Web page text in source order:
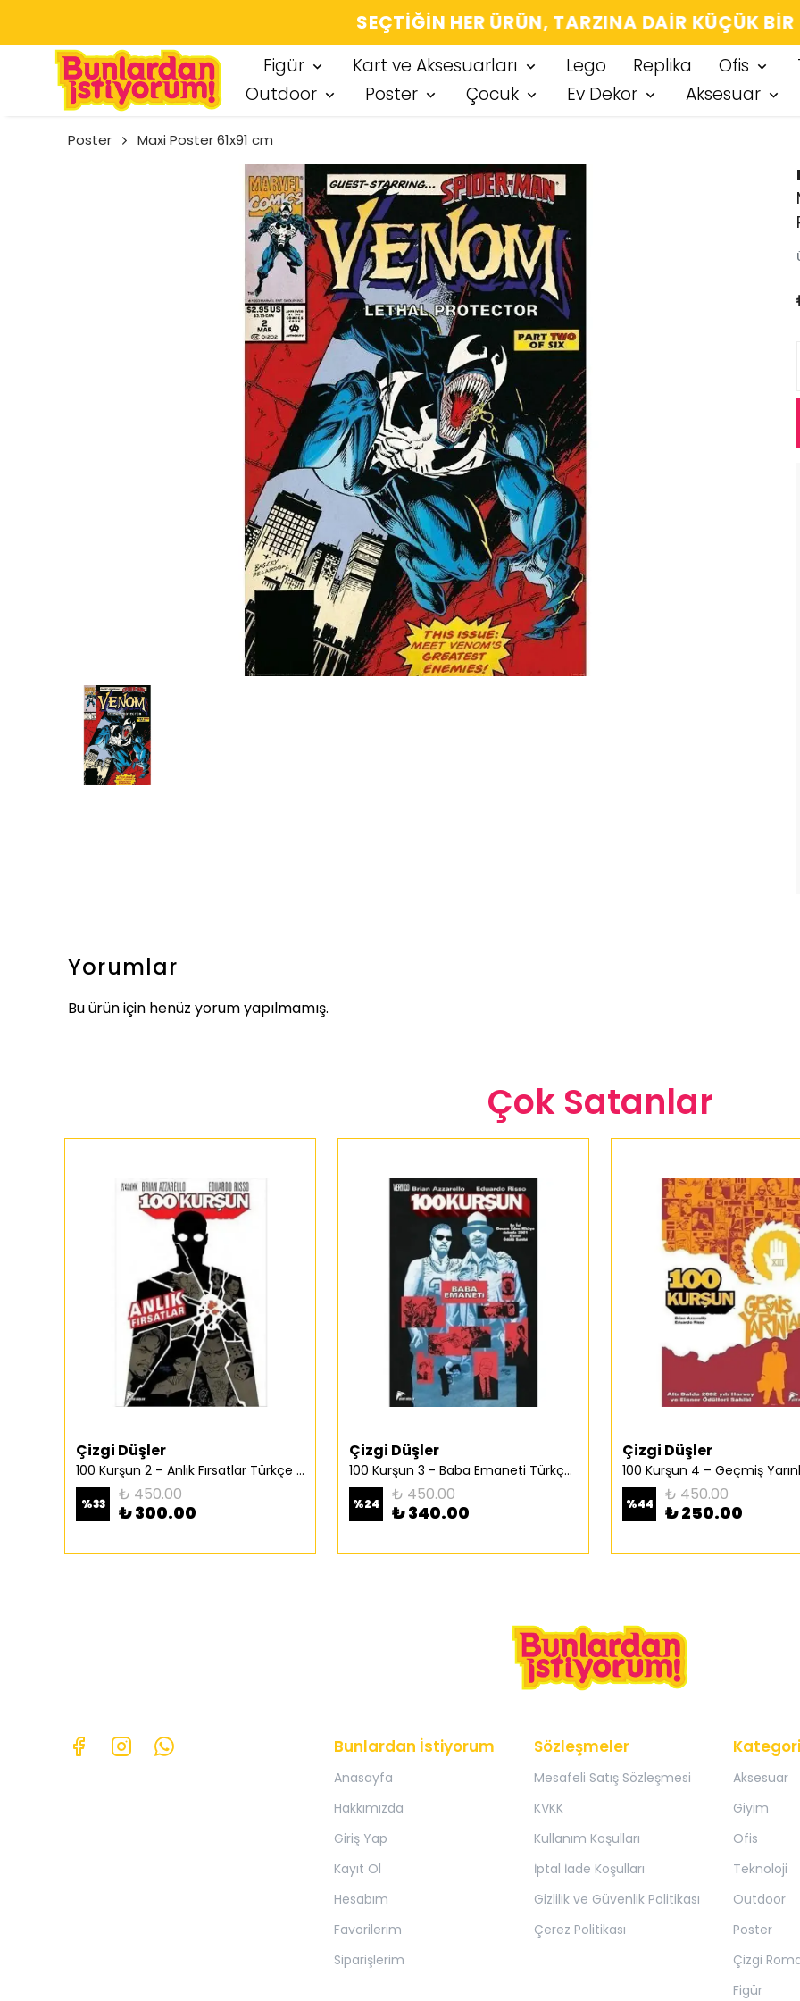
SEÇTIĞIN HER ÜRÜN, TARZINA DAIR KÜÇÜK
Figür Kart ve Aksesuarları Lego Replika Ofis
Outdoor
Poster Çocuk Ev Dekor Aksesuar
Poster Maxi Poster 61x91 cm
Yorumlar
Bu ürün için henüz yorum yapılmamış.
Çok Satanlar
Çizgi Düşler
100 Kurşun 2 – Anlık Fırsatlar Türkçe Çizgi Roman
%33 ₺ 450.00
₺ 300.00
Çizgi Düşler
100 Kurşun 3 - Baba Emaneti Türkçe Çizgi Roman
%24 ₺ 450.00
₺ 340.00
Çizgi Düşler
%44 ₺ 450.00
₺ 250.00
Bunlardan İstiyorum
Anasayfa
Hakkımızda
Giriş Yap
Kayıt Ol
Hesabım
Favorilerim
Siparişlerim
Sözleşmeler
Mesafeli Satış Sözleşmesi
KVKK
Kullanım Koşulları
İptal İade Koşulları
Gizlilik ve Güvenlik Politikası
Çerez Politikası
Aksesuar
Giyim
Ofis
Teknoloji
Outdoor
Poster
Çizgi
Figür